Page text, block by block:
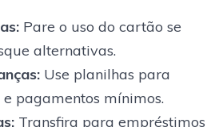
Pare o uso do cartão se
alternativas.
Use planilhas para
pagamentos mínimos.
Transfira para empréstimos